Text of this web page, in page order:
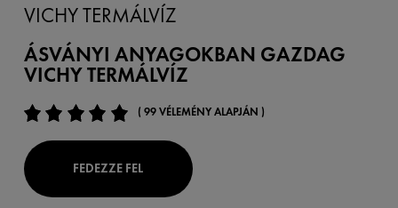
VICHY TERMÁLVÍZ
ÁSVÁNYI ANYAGOKBAN GAZDAG
VICHY TERMÁLVÍZ
( 99 VÉLEMÉNY ALAPJÁN )
FEDEZZE FEL